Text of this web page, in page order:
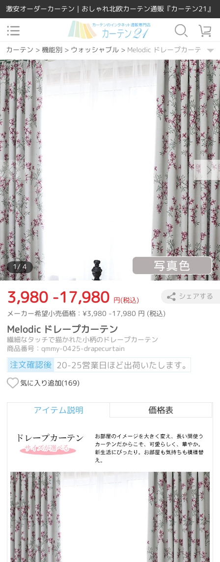
激安オーダーカーテン｜おしゃれ北欧カーテン通販『カーテン21』
カーテン > 機能別> ウォッシャブル> Melodic ドレープカーテン
カーテン>素材>ポリエステル>Melodic ドレープカーテン
カーテン
>場所で選ぶ
Melodic ドレープカーテン
カーテン >場所で選ぶ
Melodic ドレープカーテン
カーテン >場所で選ぶ > Melodic ドレープ
カーテン> >Melodic ドレープ
カーテン>
Melodic ドレープカーテン
カーテン >ジャカード
Melodic ドレープカーテン
カーテン
>
Melodic ドレープカーテン
カーテン>カラー
Melodic ドレープカーテン
カーテン>柄
カーテン
>デザインテイスト
Melodic ドレープカー
カーテン >デザインテイスト Melodic ドレープカー
1/ 4
3,980 -17,980 円(税込)
メーカー希望小売価格：¥3,980 -17,980 円 (税込)
Melodic ドレープカーテン
繊細なタッチで描かれた小柄のドレープカーテン
商品番号：qmmy-0425-drapecurtain
注文確認後 20-25営業日ほど出荷いたします。
気に入り追加(169)
シェアする
アイテム説明 価格表